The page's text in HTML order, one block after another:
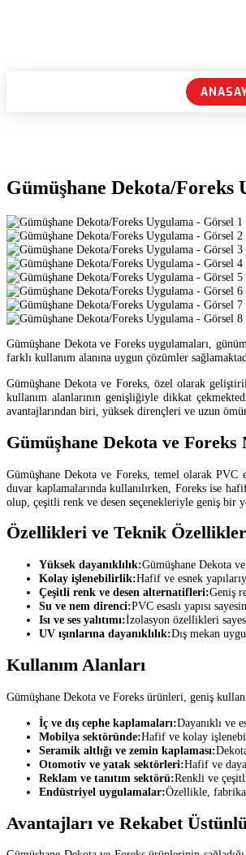
Gümüşhane Dekota/Foreks
Gümüşhane Dekota ve Foreks uygulamaları,
farklı kullanım alanına uygun çözümler
Gümüşhane Dekota ve Foreks, özel olarak
kullanım alanlarının genişliğiyle dikkat
avantajlarından biri, yüksek dirençleri ve uzun
Gümüşhane Dekota ve Foreks
Gümüşhane Dekota ve Foreks, temel olarak
duvar kaplamalarında kullanılırken, Foreks ise
olup, çeşitli renk ve desen seçenekleriyle geniş bir
Özellikleri ve Teknik
Yüksek dayanıklılık:Gümüşhane Dekota
Kolay işlenebilirlik:Hafif ve esnek
Çeşitli renk ve desen alternatifleri:Geniş
Su ve nem direnci:PVC esaslı yapısı
Isı ve ses yalıtımı:İzolasyon özellikleri
UV ışınlarına dayanıklılık:Dış mekan
Kullanım Alanları
Gümüşhane Dekota ve Foreks ürünleri, geniş
İç ve dış cephe kaplamaları:Dayanıklı ve
Mobilya sektöründe:Hafif ve kolay
Seramik altlığı ve zemin kaplaması:
Otomotiv ve yatak sektörleri:Hafif ve
Reklam ve tanıtım sektörü:Renkli ve
Endüstriyel uygulamalar:Özellikle, fabrika
Avantajları ve Rekabet